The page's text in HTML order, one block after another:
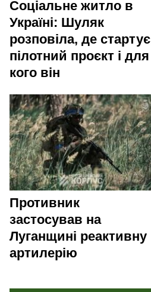
Соціальне житло в
Україні: Шуляк
розповіла, де стартує
пілотний проєкт і для
кого він
Противник
застосував на
Луганщині реактивну
артилерію